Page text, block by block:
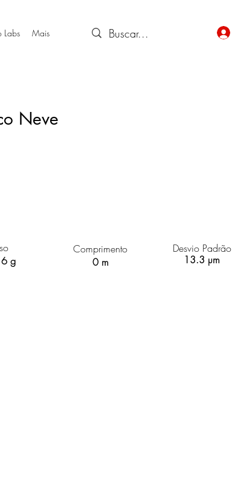
Labs Mais
Neve
g
Comprimento
0 m
Desvio Padrão
13.3 µm